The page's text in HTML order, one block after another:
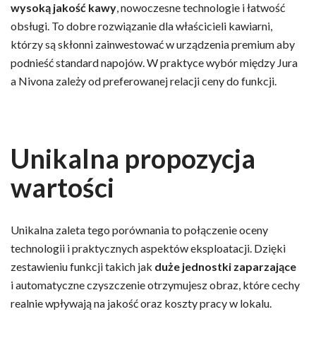
wysoką jakość kawy, nowoczesne technologie i łatwość
obsługi. To dobre rozwiązanie dla właścicieli kawiarni,
którzy są skłonni zainwestować w urządzenia premium aby
podnieść standard napojów. W praktyce wybór między Jura
a Nivona zależy od preferowanej relacji ceny do funkcji.
Unikalna propozycja
wartości
Unikalna zaleta tego porównania to połączenie oceny
technologii i praktycznych aspektów eksploatacji. Dzięki
zestawieniu funkcji takich jak duże jednostki zaparzające
i automatyczne czyszczenie otrzymujesz obraz, które cechy
realnie wpływają na jakość oraz koszty pracy w lokalu.